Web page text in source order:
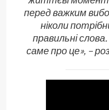
перед важким
ніколи
правильні слова.
саме про це», –